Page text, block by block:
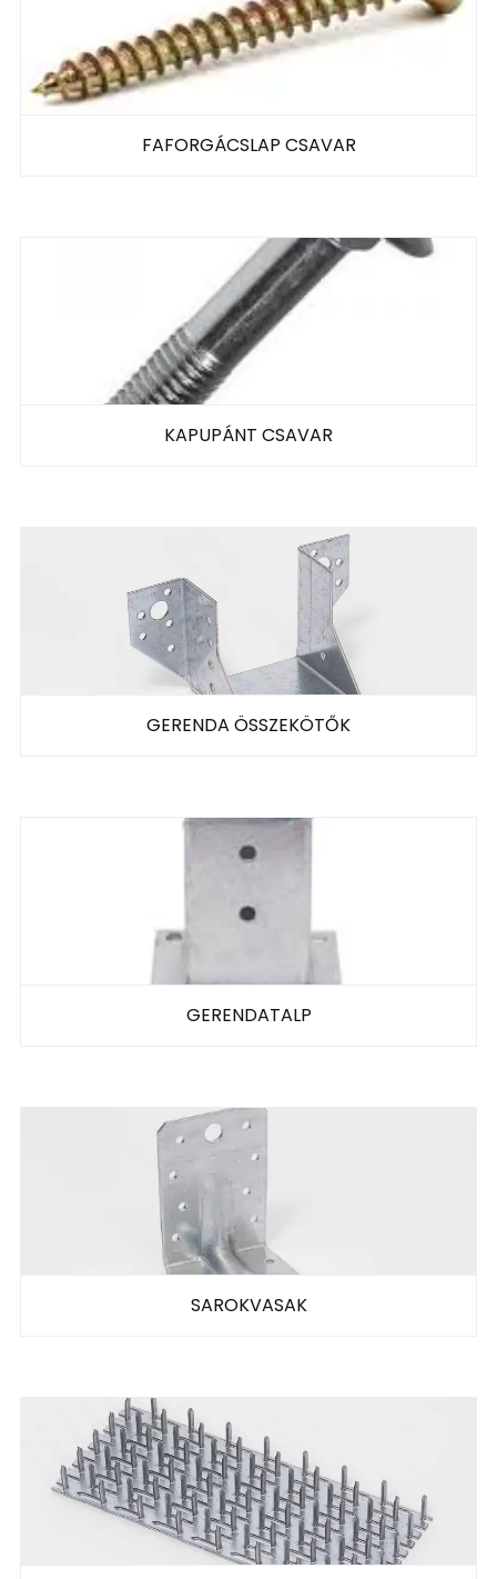
FAFORGÁCSLAP CSAVAR
KAPUPÁNT CSAVAR
GERENDA ÖSSZEKÖTŐK
GERENDATALP
SAROKVASAK